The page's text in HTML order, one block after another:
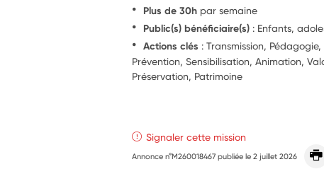
Plus de 30h par semaine
Public(s) bénéficiaire(s) : Enfants,
Actions clés : Transmission,
Prévention, Sensibilisation, Animation,
Préservation, Patrimoine
Signaler cette mission
Annonce n°M260018467 publiée le2 juillet 2026